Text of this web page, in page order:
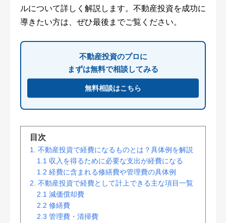
ルについて詳しく解説します。不動産投資を成功に
導きたい方は、ぜひ最後までご覧ください。
不動産投資のプロに
まずは無料で相談してみる
無料相談はこちら
目次
1. 不動産投資で経費になるものとは？具体例を解説
1.1 収入を得るために必要な支出が経費になる
1.2 経費に含まれる修繕費や管理費の具体例
2. 不動産投資で経費として計上できる主な項目一覧
2.1 減価償却費
2.2 修繕費
2.3 管理費・清掃費